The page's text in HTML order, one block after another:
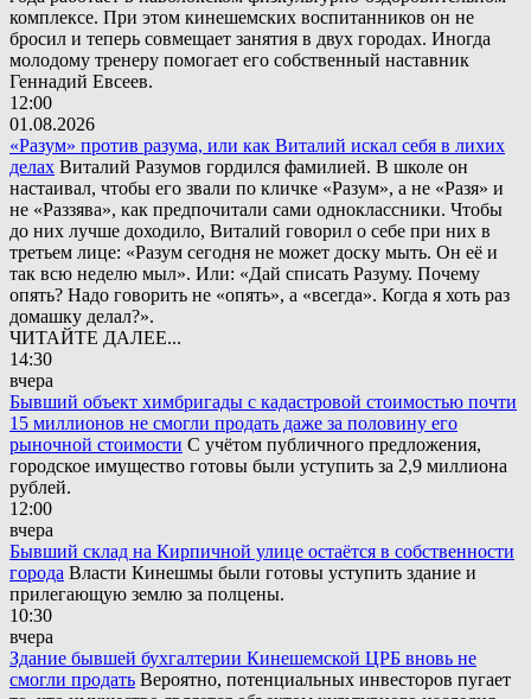
комплексе. При этом кинешемских воспитанников он не
бросил и теперь совмещает занятия в двух городах. Иногда
молодому тренеру помогает его собственный наставник
Геннадий Евсеев.
12:00
01.08.2026
«Разум» против разума, или как Виталий искал себя в лихих
делах Виталий Разумов гордился фамилией. В школе он
настаивал, чтобы его звали по кличке «Разум», а не «Разя» и
не «Раззява», как предпочитали сами одноклассники. Чтобы
до них лучше доходило, Виталий говорил о себе при них в
третьем лице: «Разум сегодня не может доску мыть. Он её и
так всю неделю мыл». Или: «Дай списать Разуму. Почему
опять? Надо говорить не «опять», а «всегда». Когда я хоть раз
домашку делал?».
ЧИТАЙТЕ ДАЛЕЕ...
14:30
вчера
Бывший объект химбригады с кадастровой стоимостью почти
15 миллионов не смогли продать даже за половину его
рыночной стоимости С учётом публичного предложения,
городское имущество готовы были уступить за 2,9 миллиона
рублей.
12:00
вчера
Бывший склад на Кирпичной улице остаётся в собственности
города Власти Кинешмы были готовы уступить здание и
прилегающую землю за полцены.
10:30
вчера
Здание бывшей бухгалтерии Кинешемской ЦРБ вновь не
смогли продать Вероятно, потенциальных инвесторов пугает